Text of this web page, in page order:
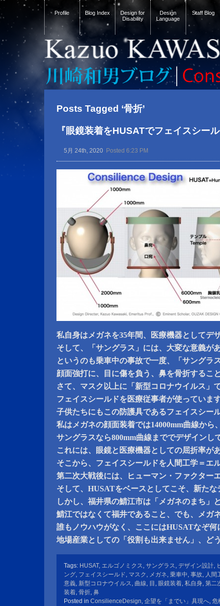
Profile Blog Index
Design for
Disability
Design
Language
Staff Blog
Posts Tagged ‘骨折’
『眼鏡装着をHUSATでフェイスシー
5月 24th, 2020 Posted 6:23 PM
私自身はメガネを35年間、医療機器としてデ
そして、「サングラス」には、大変な意義が
というのも乗車中の事故で一度、「サングラ
顔面強打に、目に傷を負う、鼻を骨折するこ
さて、マスク以上に「新型コロナウイルス」
フェイスシールドを医療従事者が使っていま
子供たちにもこの防護具であるフェイスシー
私はメガネの顔面装着では14000mm曲線から
サングラスなら800mm曲線まででデザインし
これには、眼鏡と医療機器としての屈折率が
そこから、フェイスシールドを人間工学＝エ
第二次大戦後には、ヒューマン・ファクター
そして、HUSATをベースとしてこそ、新た
しかし、福井県の鯖江市は「メガネのまち」
鯖江ではなくて福井であること、でも、メガ
誰もノウハウがなく、ここにはHUSATなぞ何
地場産業としての「役割も出来ません」、ど
Tags: HUSAT, エルゴノミクス, サングラス, デザイン設計,
ング, フェイスシールド, マスク , メガネ, 乗車中, 事故, 人間
意義, 新型コロナウイルス, 曲線, 目 , 眼鏡装着, 私自身, 第二
装着, 骨折, 鼻
Posted in ConsilienceDesign, 企望を「までい」具現へ, 危